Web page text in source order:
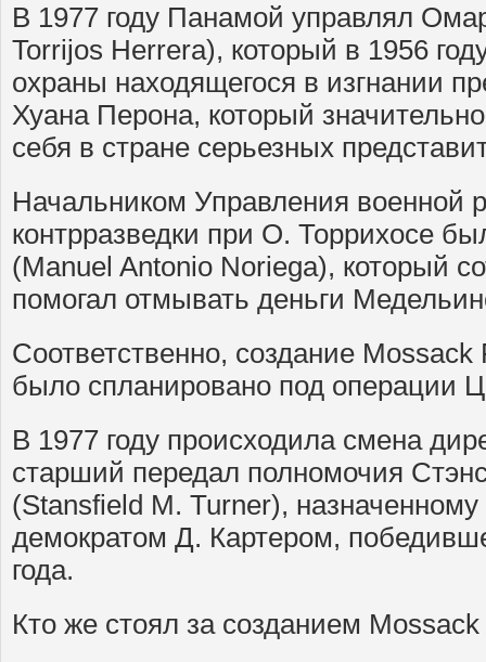
В 1977 году Панамой управлял
Torrijos Herrera), который в 1956
охраны находящегося в изгнании
Хуана Перона, который
себя в стране серьезных
Начальником Управления военной
контрразведки при О. Торрихосе
(Manuel Antonio Noriega), который
помогал отмывать деньги
Соответственно, создание
было спланировано под операции
В 1977 году происходила смена
старший передал полномочия
(Stansfield M. Turner),
демократом Д. Картером,
года.
Кто же стоял за созданием